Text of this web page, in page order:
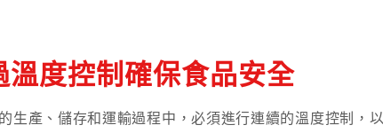
溫度控制確保食品安全
生產、儲存和運輸過程中，必須進行連續的溫度控制，